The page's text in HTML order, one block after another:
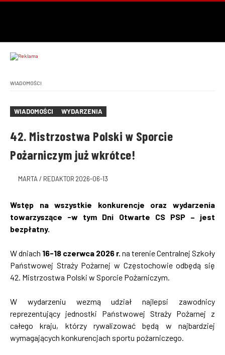
WIADOMOŚCI
WIADOMOŚCI WYDARZENIA
42. Mistrzostwa Polski w Sporcie
Pożarniczym już wkrótce!
MARTA / REDAKTOR 2026-06-13
Wstęp na wszystkie konkurencje oraz wydarzenia
towarzyszące -w tym Dni Otwarte CS PSP – jest
bezpłatny.
W dniach 16-18 czerwca 2026 r. na terenie Centralnej Szkoły
Państwowej Straży Pożarnej w Częstochowie odbędą się
42. Mistrzostwa Polski w Sporcie Pożarniczym.
W wydarzeniu wezmą udział najlepsi zawodnicy
reprezentujący jednostki Państwowej Straży Pożarnej z
całego kraju, którzy rywalizować będą w najbardziej
wymagających konkurencjach sportu pożarniczego.